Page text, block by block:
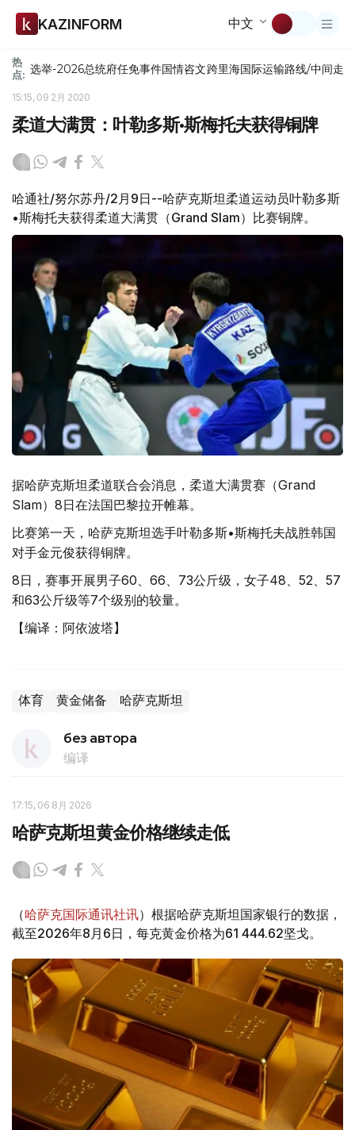
KAZINFORM 中文
热
点: 选举-2026总统府任免事件国情咨文跨里海国际运输路线/中间走廊
15:15, 09 2月 2020
柔道大满贯：叶勒多斯•斯梅托夫获得铜牌
哈通社/努尔苏丹/2月9日--哈萨克斯坦柔道运动员叶勒多斯
•斯梅托夫获得柔道大满贯（Grand Slam）比赛铜牌。
据哈萨克斯坦柔道联合会消息，柔道大满贯赛（Grand
Slam）8日在法国巴黎拉开帷幕。
比赛第一天，哈萨克斯坦选手叶勒多斯•斯梅托夫战胜韩国
对手金元俊获得铜牌。
8日，赛事开展男子60、66、73公斤级，女子48、52、57
和63公斤级等7个级别的较量。
【编译：阿依波塔】
体育 黄金储备 哈萨克斯坦
без автора
编译
17:15, 06 8月 2026
哈萨克斯坦黄金价格继续走低
（哈萨克国际通讯社讯）根据哈萨克斯坦国家银行的数据，
截至2026年8月6日，每克黄金价格为61 444.62坚戈。